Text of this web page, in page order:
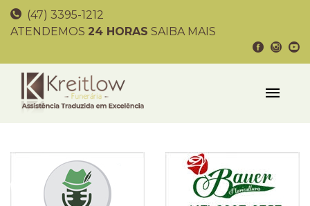
(47) 3395-1212
ATENDEMOS 24 HORAS SAIBA MAIS